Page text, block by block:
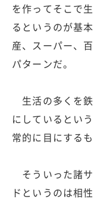
を作ってそこで
るというのが基
産、スーパー、
パターンだ。
生活の多くを
にしているとい
常的に目にするも
そういった諸
ドというのは相